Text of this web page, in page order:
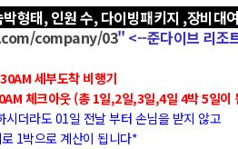
형태, 인원 수, 다이빙패키지 ,장비대
company/03" <--준다이브 리조
세부도착 비행기
체크아웃 (총 1일,2일,3일,4일 4박 5일이
시더라도 01일 전날 부터 손님을 받지 않고
박으로 계산이 됩니다*